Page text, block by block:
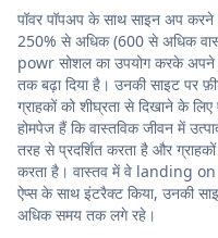
पॉवर पॉपअप के साथ साइन अप
250% से अधिक (600 से अधिक
powr सोशल का उपयोग करके अपने
तक बढ़ा दिया है। उनकी साइट
ग्राहकों को शीघ्रता से दिखाने के
होमपेज हैं कि वास्तविक जीवन में
तरह से प्रदर्शित करता है और
करता है। वास्तव में वे landing on
ऐप्स के साथ इंटरैक्ट किया, उनकी
अधिक समय तक लगे रहे।